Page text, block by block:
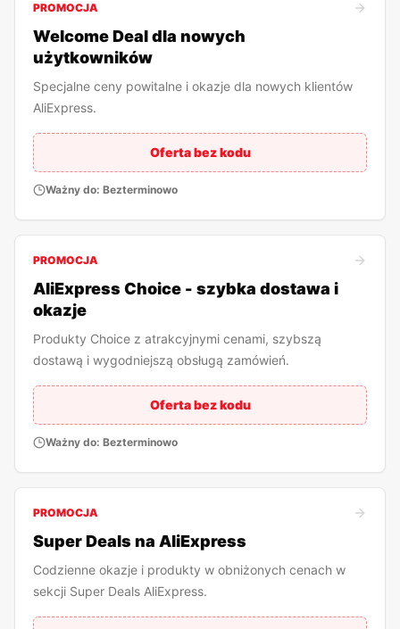
PROMOCJA
Welcome Deal dla nowych
użytkowników
Specjalne ceny powitalne i okazje dla nowych klientów
AliExpress.
Oferta bez kodu
Ważny do: Bezterminowo
PROMOCJA
AliExpress Choice - szybka dostawa i
okazje
Produkty Choice z atrakcyjnymi cenami, szybszą
dostawą i wygodniejszą obsługą zamówień.
Oferta bez kodu
Ważny do: Bezterminowo
PROMOCJA
Super Deals na AliExpress
Codzienne okazje i produkty w obniżonych cenach w
sekcji Super Deals AliExpress.